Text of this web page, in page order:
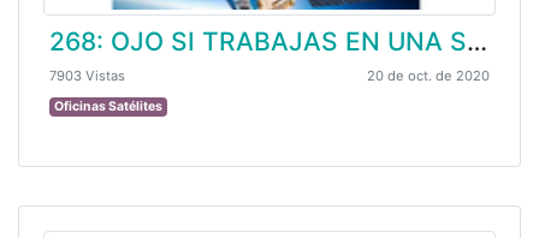
268: OJO SI TRABAJAS EN UNA SATÉLITE!!! II
7903 Vistas 20 de oct. de 2020
Oficinas Satélites